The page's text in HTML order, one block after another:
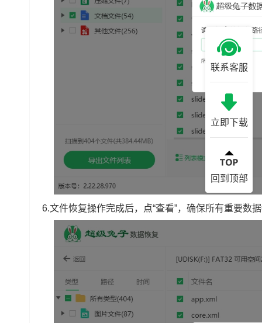
6.文件恢复操作完成后，点“查看”，确保所有重要数
联系客服
立即下载
回到顶部